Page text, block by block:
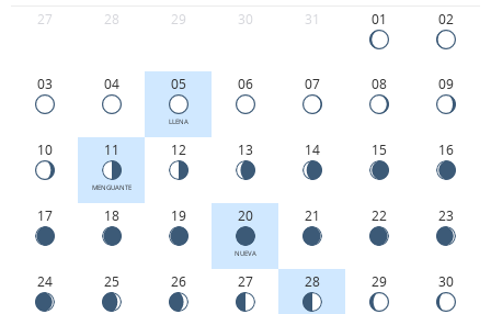
27 28 29 30 31 01 02
03 04 05
LLENA
06 07 08 09
10 11
MENGUANTE
12 13 14 15 16
17 18 19 20
NUEVA
21 22 23
24 25 26 27 28 29 30